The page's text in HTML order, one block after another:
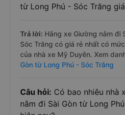
từ Long Phú - Sóc Trăng
Trả lời: Hãng xe Giường nằm đi
Sóc Trăng có giá rẻ nhất có
của nhà xe Mỹ Duyên. Xem
Gòn từ Long Phú - Sóc Trăng
Câu hỏi: Có bao nhiêu nhà
nằm đi Sài Gòn từ Long